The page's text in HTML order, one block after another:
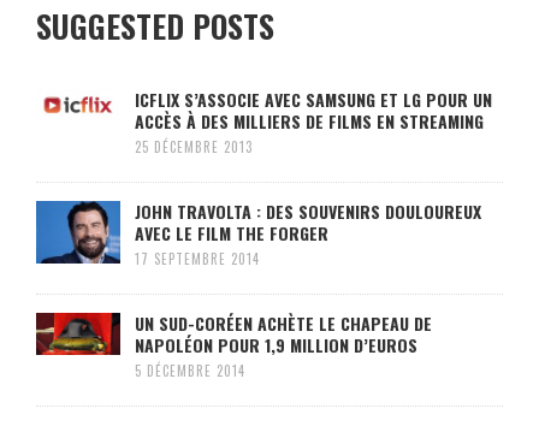
SUGGESTED POSTS
ICFLIX S’ASSOCIE AVEC SAMSUNG ET LG POUR UN
ACCÈS À DES MILLIERS DE FILMS EN STREAMING
25 DÉCEMBRE 2013
JOHN TRAVOLTA : DES SOUVENIRS DOULOUREUX
AVEC LE FILM THE FORGER
17 SEPTEMBRE 2014
UN SUD-CORÉEN ACHÈTE LE CHAPEAU DE
NAPOLÉON POUR 1,9 MILLION D’EUROS
5 DÉCEMBRE 2014